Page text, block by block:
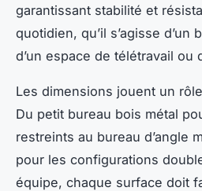
garantissant stabilité et
quotidien, qu’il s’agisse
d’un espace de télétravail ou
Les dimensions jouent un
Du petit bureau bois métal
restreints au bureau d’angle
pour les configurations
équipe, chaque surface doit